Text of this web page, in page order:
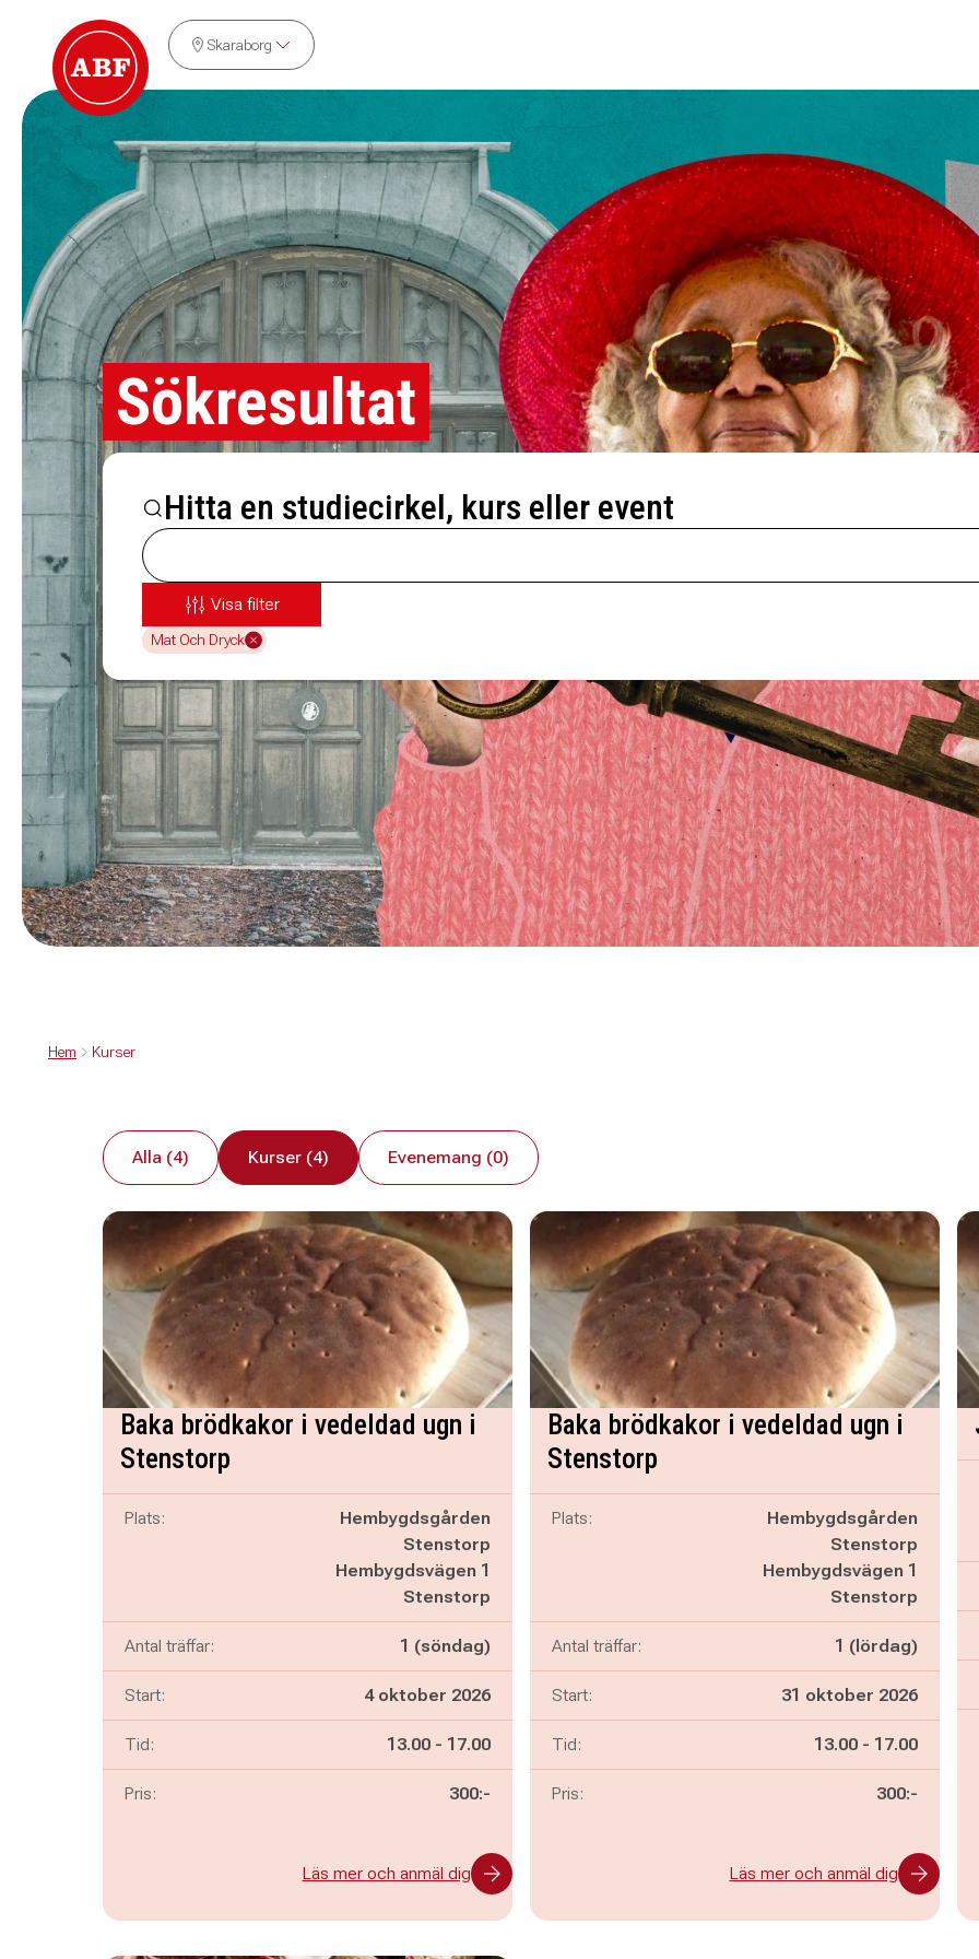
Skaraborg
Sökresultat
Hitta en studiecirkel, kurs eller event
Visa filter
Mat Och Dryck
Hem Kurser
Alla (4) Kurser (4) Evenemang (0)
Baka brödkakor i vedeldad ugn i
Stenstorp
Plats:
Hembygdsgården
Stenstorp
Hembygdsvägen 1
Stenstorp
Antal träffar: 1 (söndag)
Start: 4 oktober 2026
Tid: Pågår mellan
13.00 - och
17.00
Pris: 300:-
Läs mer och anmäl dig
Baka brödkakor i vedeldad ugn i
Stenstorp
Plats:
Hembygdsgården
Stenstorp
Hembygdsvägen 1
Stenstorp
Antal träffar: 1 (lördag)
Start: 31 oktober 2026
Tid: Pågår mellan
13.00 - och
17.00
Pris: 300:-
Läs mer och anmäl dig